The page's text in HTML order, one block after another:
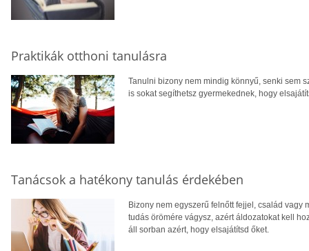
Praktikák otthoni tanulásra
Tanulni bizony nem mindig könnyű, senki sem
is sokat segíthetsz gyermekednek, hogy
Tanácsok a hatékony tanulás érdekében
Bizony nem egyszerű felnőtt fejjel, család vagy
tudás örömére vágysz, azért áldozatokat kell
áll sorban azért, hogy elsajátítsd őket.